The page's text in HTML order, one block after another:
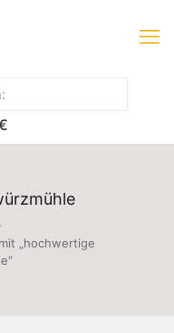
„hochwertige